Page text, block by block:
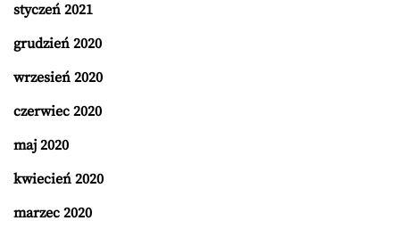
styczeń 2021
grudzień 2020
wrzesień 2020
czerwiec 2020
maj 2020
kwiecień 2020
marzec 2020